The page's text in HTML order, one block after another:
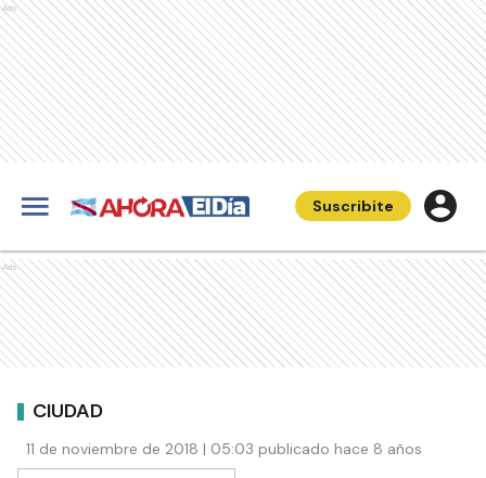
Ads
Suscribite
Ads
CIUDAD
11 de noviembre de 2018 | 05:03 publicado hace 8 años